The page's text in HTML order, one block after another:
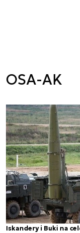
OSA-AK
Iskandery i Buki na